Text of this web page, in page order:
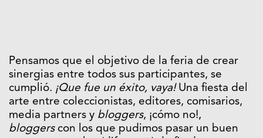
Pensamos que el objetivo de la feria de crear
sinergias entre todos sus participantes, se
cumplió. ¡Que fue un éxito, vaya!Una fiesta del
arte entre coleccionistas, editores, comisarios,
media partners y bloggers, ¡cómo no!,
bloggers con los que pudimos pasar un buen